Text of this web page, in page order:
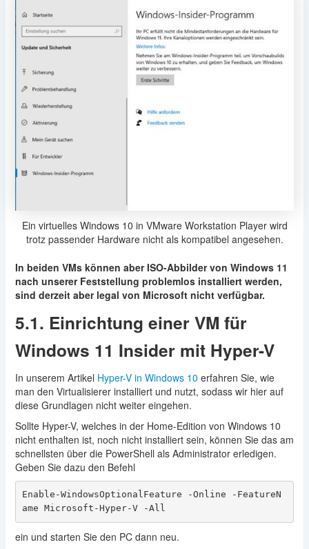
Ein virtuelles Windows 10 in VMware Workstation Player wird
trotz passender Hardware nicht als kompatibel angesehen.
In beiden VMs können aber ISO-Abbilder von Windows 11
nach unserer Feststellung problemlos installiert werden,
sind derzeit aber legal von Microsoft nicht verfügbar.
5.1. Einrichtung einer VM für
Windows 11 Insider mit Hyper-V
In unserem Artikel Hyper-V in Windows 10 erfahren Sie, wie
man den Virtualisierer installiert und nutzt, sodass wir hier auf
diese Grundlagen nicht weiter eingehen.
Sollte Hyper-V, welches in der Home-Edition von Windows 10
nicht enthalten ist, noch nicht installiert sein, können Sie das am
schnellsten über die PowerShell als Administrator erledigen.
Geben Sie dazu den Befehl
Enable-WindowsOptionalFeature -Online -FeatureN
ame
Microsoft-Hyper-V -All
ein und starten Sie den PC dann neu.